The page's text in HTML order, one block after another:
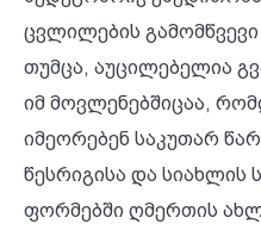
ცვლილების
თუმცა, აუცილებელია
იმ მოვლენებშიცაა,
იმეორებენ საკუთარ
წესრიგისა და სიახლის
ფორმებში ღმერთის